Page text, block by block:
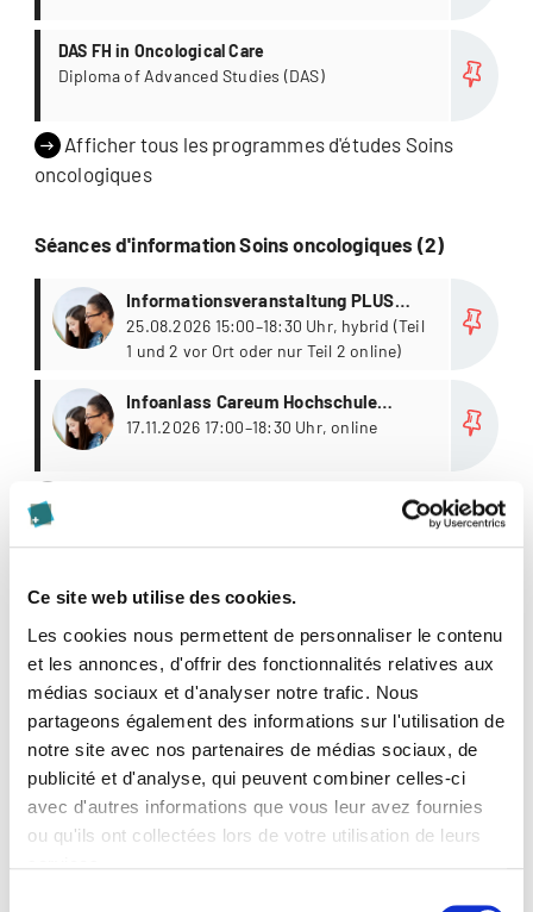
Ce site web utilise des cookies.
Les cookies nous permettent de personnaliser le contenu
et les annonces, d'offrir des fonctionnalités relatives aux
médias sociaux et d'analyser notre trafic. Nous
partageons également des informations sur l'utilisation de
notre site avec nos partenaires de médias sociaux, de
publicité et d'analyse, qui peuvent combiner celles-ci
avec d'autres informations que vous leur avez fournies
ou qu'ils ont collectées lors de votre utilisation de leurs
DAS FH in Oncological Care
Diploma of Advanced Studies (DAS)
Afficher tous les programmes d'études Soins
oncologiques
Séances d'information Soins oncologiques (2)
Informationsveranstaltung PLUS
Careum Hochschule Gesundheit
25.08.2026 15:00–18:30 Uhr, hybrid (Teil
1 und 2 vor Ort oder nur Teil 2 online)
Infoanlass Careum Hochschule
Gesundheit
17.11.2026 17:00–18:30 Uhr, online
Afficher toutes les séances d'information Soins
oncologiques
Evènements Soins oncologiques (3)
Journal Club, Autumn Session
15.10.2026 18.00–19.30 Uhr, online, via
Zoom
Plus
Krebs trifft mitten ins Leben –
Dimensionen der Begleitung von
Menschen mit Krebs
01.12.2026 17.00–18.00, Online mit
Zugangslink